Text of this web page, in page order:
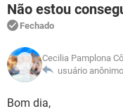
INSTAGRAM
GUIA DE COMPRAS
OUTLOOK
INSTAGRAM
GUIA DE COMPRAS
JOGOS
CELULAR
OUTLOOK
INSTAGRAM
GUIA DE COMPRAS
FÓRUM
JOGOS
CELULAR
GLOSSÁRIO
JOGOS
CELULAR
Não estou
Fechado
Cecilia Pamplona
usuário
Bom dia,